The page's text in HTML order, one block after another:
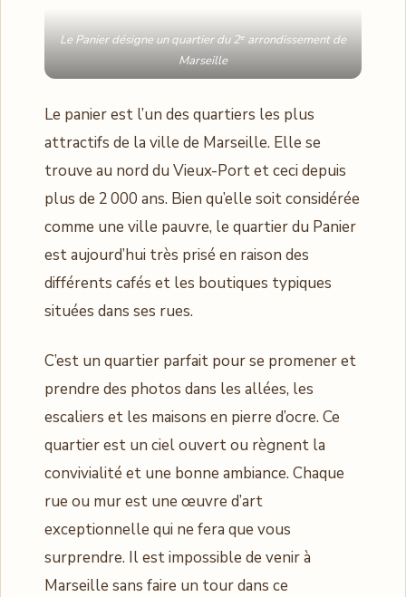
Le Panier désigne un quartier du 2ᵉ arrondissement de
Marseille
Le panier est l’un des quartiers les plus
attractifs de la ville de Marseille. Elle se
trouve au nord du Vieux-Port et ceci depuis
plus de 2 000 ans. Bien qu’elle soit considérée
comme une ville pauvre, le quartier du Panier
est aujourd’hui très prisé en raison des
différents cafés et les boutiques typiques
situées dans ses rues.
C’est un quartier parfait pour se promener et
prendre des photos dans les allées, les
escaliers et les maisons en pierre d’ocre. Ce
quartier est un ciel ouvert ou règnent la
convivialité et une bonne ambiance. Chaque
rue ou mur est une œuvre d’art
exceptionnelle qui ne fera que vous
surprendre. Il est impossible de venir à
Marseille sans faire un tour dans ce